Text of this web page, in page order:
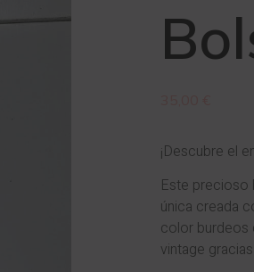
¡Descubre el
Este precioso
única creada
color burdeos
vintage